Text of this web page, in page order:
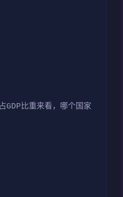
比重来看，哪个国家